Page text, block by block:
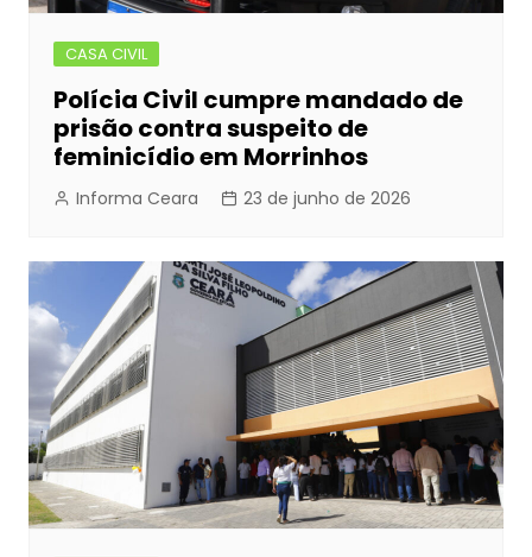
CASA CIVIL
Polícia Civil cumpre mandado de
prisão contra suspeito de
feminicídio em Morrinhos
Informa Ceara 23 de junho de 2026